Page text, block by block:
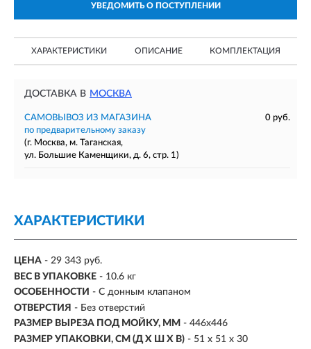
УВЕДОМИТЬ О ПОСТУПЛЕНИИ
ХАРАКТЕРИСТИКИ ОПИСАНИЕ КОМПЛЕКТАЦИЯ
ДОСТАВКА В МОСКВА
САМОВЫВОЗ ИЗ МАГАЗИНА
0 руб.
по предварительному заказу
(г. Москва, м. Таганская,
ул. Большие Каменщики, д. 6, стр. 1)
ХАРАКТЕРИСТИКИ
ЦЕНА - 29 343 руб.
ВЕС В УПАКОВКЕ - 10.6 кг
ОСОБЕННОСТИ - С донным клапаном
ОТВЕРСТИЯ - Без отверстий
РАЗМЕР ВЫРЕЗА ПОД МОЙКУ, ММ - 446x446
РАЗМЕР УПАКОВКИ, СМ (Д Х Ш Х В) - 51 х 51 х 30